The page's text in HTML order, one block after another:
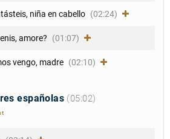
niña en cabello (02:24)
amore? (01:07)
vengo, madre (02:10)
españolas (05:02)